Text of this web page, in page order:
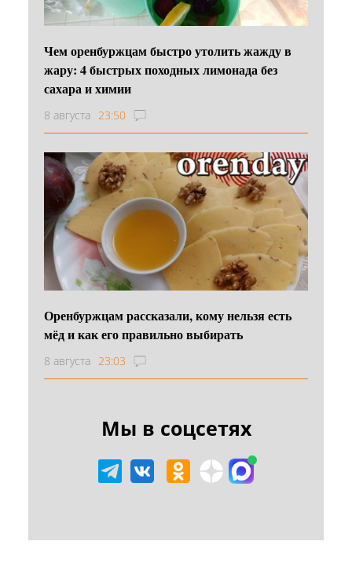
Чем оренбуржцам быстро утолить жажду в
жару: 4 быстрых походных лимонада без
сахара и химии
8 августа 23:50
Оренбуржцам рассказали, кому нельзя есть
мёд и как его правильно выбирать
8 августа 23:03
Мы в соцсетях